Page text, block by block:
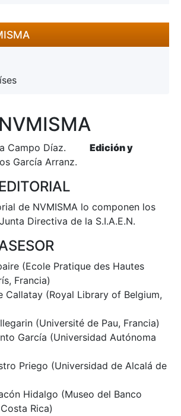
Campo Díaz. Edición y
García Arranz.
de NVMISMA lo componen los
Directiva de la S.I.A.E.N.
(Ecole Pratique des Hautes
Francia)
Callatay (Royal Library of Belgium,
(Université de Pau, Francia)
García (Universidad Autónoma
Priego (Universidad de Alcalá de
Hidalgo (Museo del Banco
Rica)